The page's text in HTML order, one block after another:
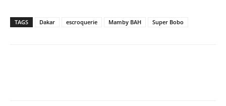
TAGS Dakar escroquerie Mamby BAH Super Bobo